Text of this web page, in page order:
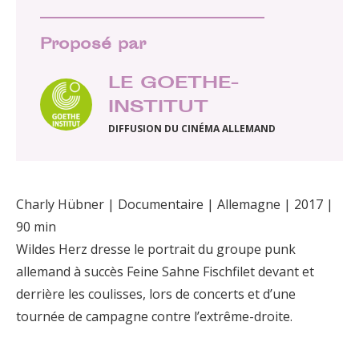
Proposé par
LE GOETHE-
INSTITUT
DIFFUSION DU CINÉMA ALLEMAND
Charly Hübner | Documentaire | Allemagne | 2017 |
90 min
Wildes Herz dresse le portrait du groupe punk
allemand à succès Feine Sahne Fischfilet devant et
derrière les coulisses, lors de concerts et d’une
tournée de campagne contre l’extrême-droite.